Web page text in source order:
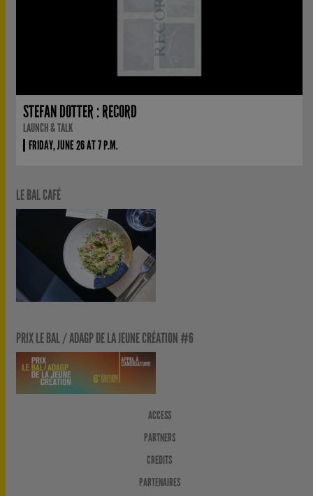
STEFAN DOTTER : RECORD
LAUNCH & TALK
FRIDAY, JUNE 26 AT 7 P.M.
LE BAL CAFÉ
PRIX LE BAL / ADAGP DE LA JEUNE CRÉATION #6
ACCESS
PARTNERS
CREDITS
PARTENAIRES